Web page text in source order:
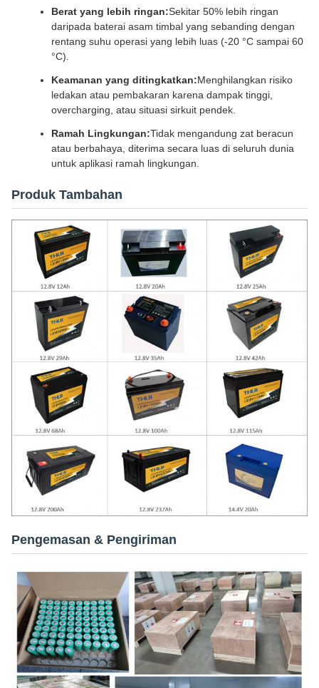
Berat yang lebih ringan:Sekitar 50% lebih ringan
daripada baterai asam timbal yang sebanding dengan
rentang suhu operasi yang lebih luas (-20 °C sampai 60
°C).
Keamanan yang ditingkatkan:Menghilangkan risiko
ledakan atau pembakaran karena dampak tinggi,
overcharging, atau situasi sirkuit pendek.
Ramah Lingkungan:Tidak mengandung zat beracun
atau berbahaya, diterima secara luas di seluruh dunia
untuk aplikasi ramah lingkungan.
Produk Tambahan
Pengemasan & Pengiriman